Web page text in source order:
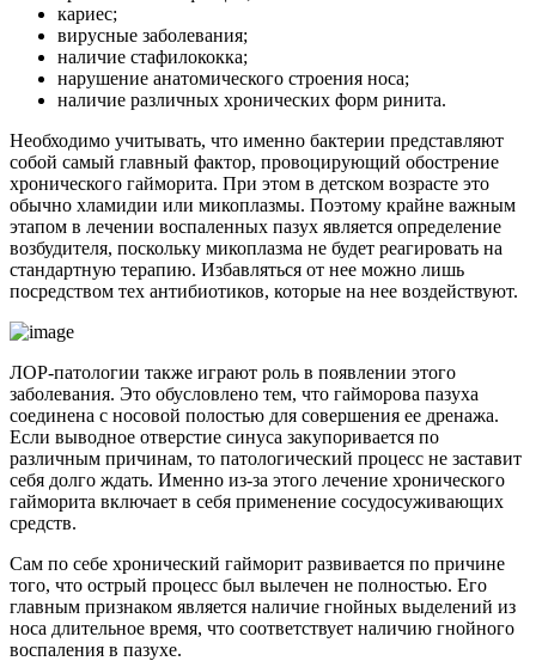
кариес;
вирусные заболевания;
наличие стафилококка;
нарушение анатомического строения носа;
наличие различных хронических форм ринита.
Необходимо учитывать, что именно бактерии представляют
собой самый главный фактор, провоцирующий обострение
хронического гайморита. При этом в детском возрасте это
обычно хламидии или микоплазмы. Поэтому крайне важным
этапом в лечении воспаленных пазух является определение
возбудителя, поскольку микоплазма не будет реагировать на
стандартную терапию. Избавляться от нее можно лишь
посредством тех антибиотиков, которые на нее воздействуют.
ЛОР-патологии также играют роль в появлении этого
заболевания. Это обусловлено тем, что гайморова пазуха
соединена с носовой полостью для совершения ее дренажа.
Если выводное отверстие синуса закупоривается по
различным причинам, то патологический процесс не заставит
себя долго ждать. Именно из-за этого лечение хронического
гайморита включает в себя применение сосудосуживающих
средств.
Сам по себе хронический гайморит развивается по причине
того, что острый процесс был вылечен не полностью. Его
главным признаком является наличие гнойных выделений из
носа длительное время, что соответствует наличию гнойного
воспаления в пазухе.